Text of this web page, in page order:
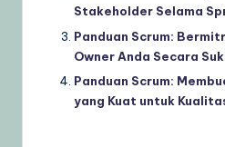
Stakeholder Selama
Panduan Scrum:
Owner Anda Secara
Panduan Scrum:
yang Kuat untuk